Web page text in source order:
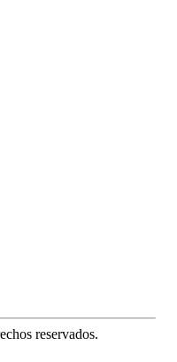
reservados.